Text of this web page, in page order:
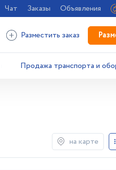
Чат Заказы Объявления
Разместить заказ
Продажа транспорта и
на карте